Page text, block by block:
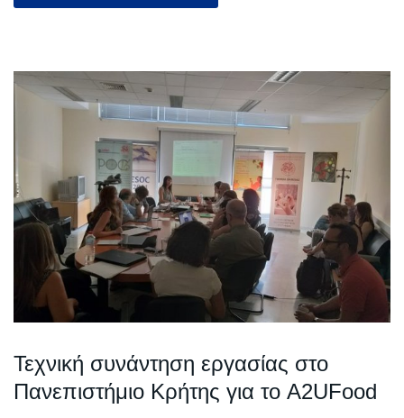
Τεχνική συνάντηση εργασίας στο
Πανεπιστήμιο Κρήτης για το A2UFood